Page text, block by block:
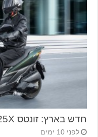
חדש בארץ: זונטס 125X
לפני 10 ימים